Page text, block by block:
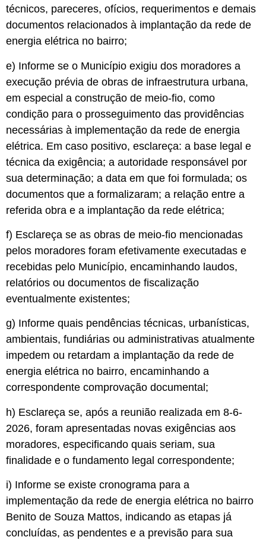
técnicos, pareceres, ofícios, requerimentos e demais
documentos relacionados à implantação da rede de
energia elétrica no bairro;
e) Informe se o Município exigiu dos moradores a
execução prévia de obras de infraestrutura urbana,
em especial a construção de meio-fio, como
condição para o prosseguimento das providências
necessárias à implementação da rede de energia
elétrica. Em caso positivo, esclareça: a base legal e
técnica da exigência; a autoridade responsável por
sua determinação; a data em que foi formulada; os
documentos que a formalizaram; a relação entre a
referida obra e a implantação da rede elétrica;
f) Esclareça se as obras de meio-fio mencionadas
pelos moradores foram efetivamente executadas e
recebidas pelo Município, encaminhando laudos,
relatórios ou documentos de fiscalização
eventualmente existentes;
g) Informe quais pendências técnicas, urbanísticas,
ambientais, fundiárias ou administrativas atualmente
impedem ou retardam a implantação da rede de
energia elétrica no bairro, encaminhando a
correspondente comprovação documental;
h) Esclareça se, após a reunião realizada em 8-6-
2026, foram apresentadas novas exigências aos
moradores, especificando quais seriam, sua
finalidade e o fundamento legal correspondente;
i) Informe se existe cronograma para a
implementação da rede de energia elétrica no bairro
Benito de Souza Mattos, indicando as etapas já
concluídas, as pendentes e a previsão para sua